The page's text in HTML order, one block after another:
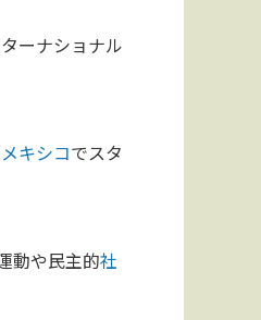
ーナショナル
メキシコでスタ
動や民主的社